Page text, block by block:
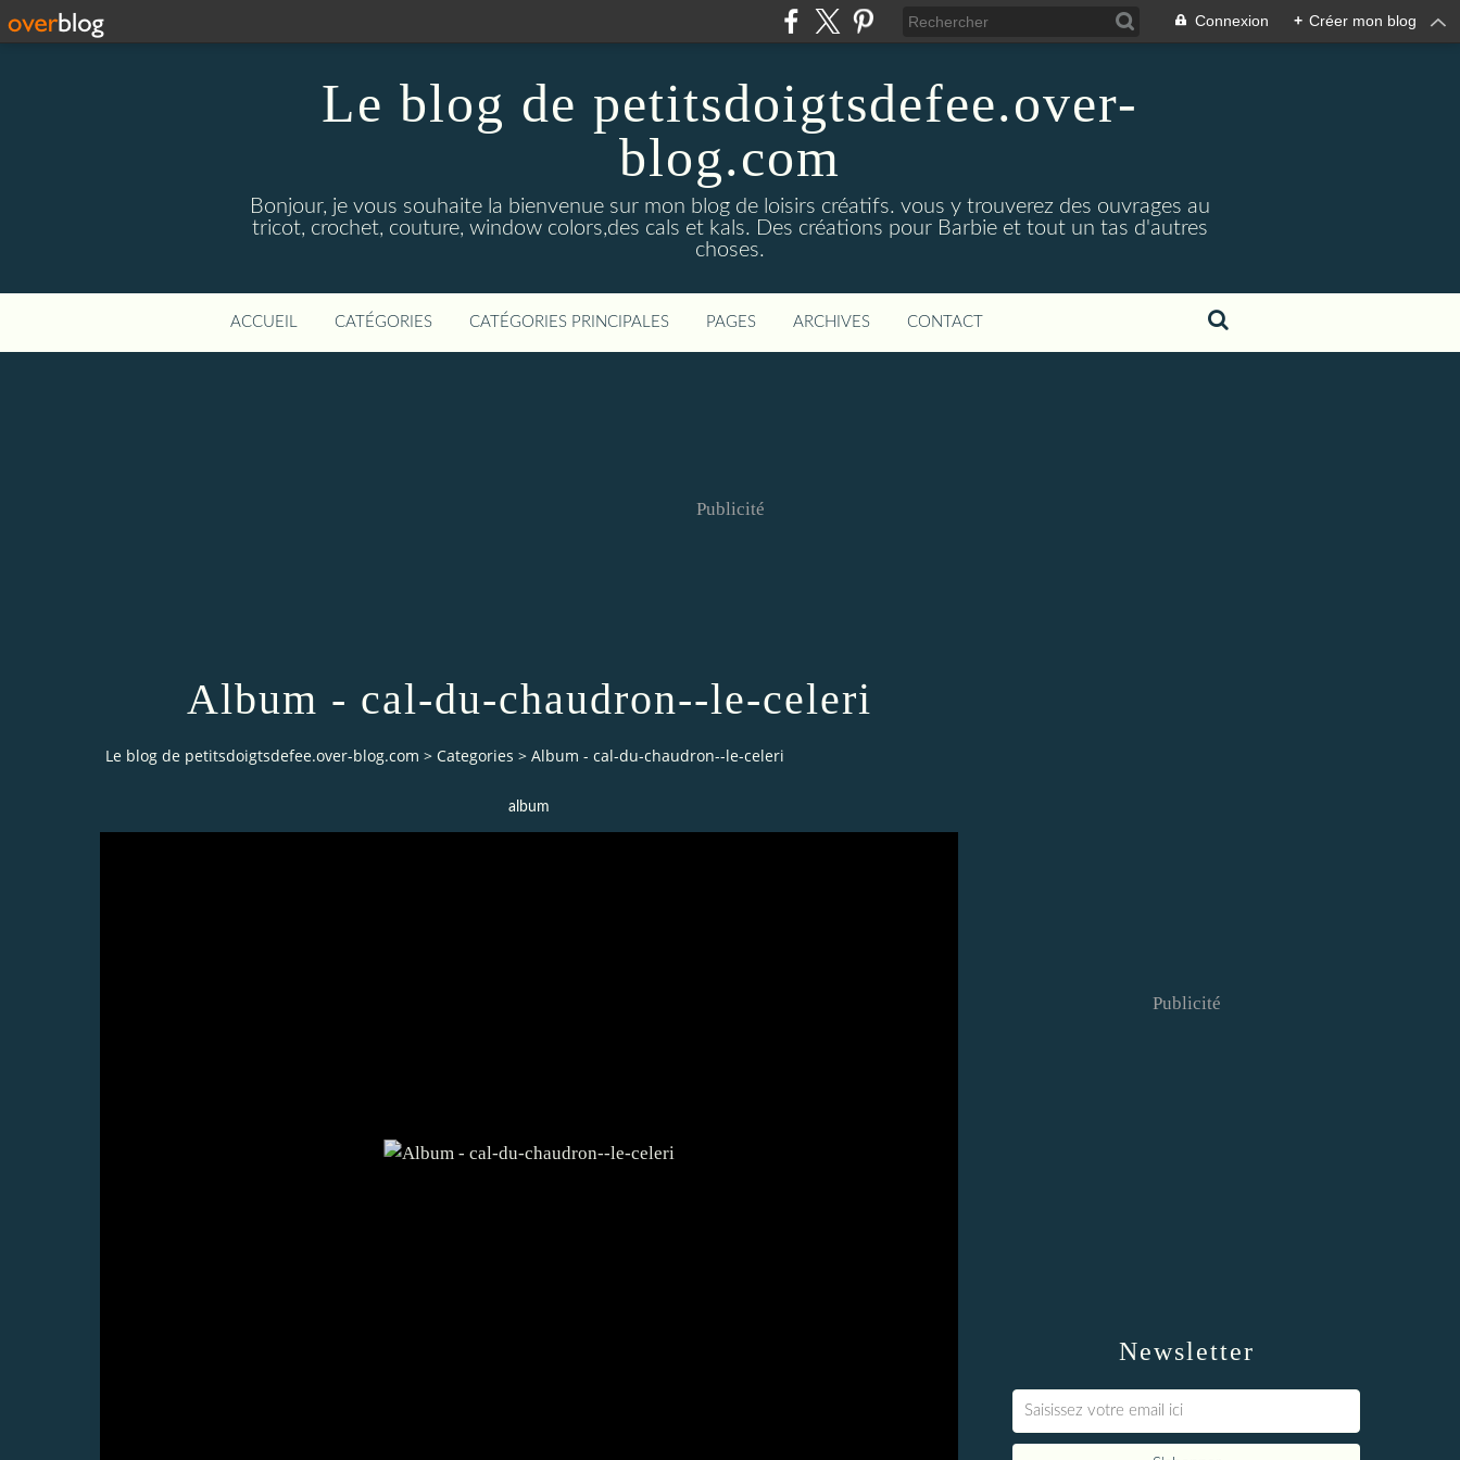
Connexion + Créer mon blog
Le blog de petitsdoigtsdefee.over-
blog.com
Bonjour, je vous souhaite la bienvenue sur mon blog de loisirs créatifs. vous y trouverez des ouvrages au
tricot, crochet, couture, window colors,des cals et kals. Des créations pour Barbie et tout un tas d'autres
choses.
ACCUEIL CATÉGORIES CATÉGORIES PRINCIPALES PAGES ARCHIVES CONTACT
Publicité
Album - cal-du-chaudron--le-celeri
Le blog de petitsdoigtsdefee.over-blog.com > Categories > Album - cal-du-chaudron--le-celeri
album
Newsletter
Publicité